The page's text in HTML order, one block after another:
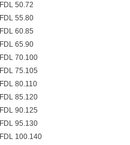
FDL 50.72
FDL 55.80
FDL 60.85
FDL 65.90
FDL 70.100
FDL 75.105
FDL 80.110
FDL 85.120
FDL 90.125
FDL 95.130
FDL 100.140